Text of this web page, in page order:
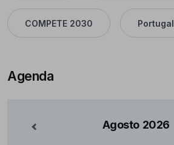
COMPETE 2030 Portugal
Agenda
Agosto 2026